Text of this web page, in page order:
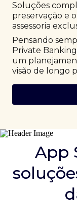
Soluções
preservação e
assessoria
Pensando
Private
um
visão de longo
App